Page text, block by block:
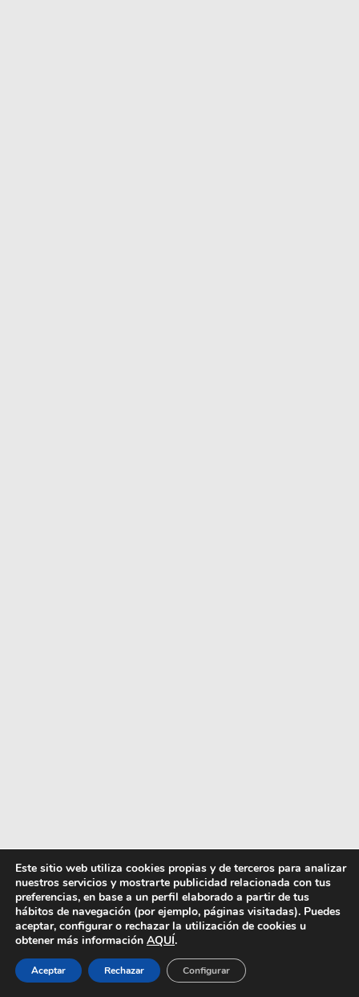
Este sitio web utiliza cookies propias y de terceros para analizar
nuestros servicios y mostrarte publicidad relacionada con tus
preferencias, en base a un perfil elaborado a partir de tus
hábitos de navegación (por ejemplo, páginas visitadas). Puedes
aceptar, configurar o rechazar la utilización de cookies u
obtener más información AQUÍ.
Aceptar Rechazar Configurar